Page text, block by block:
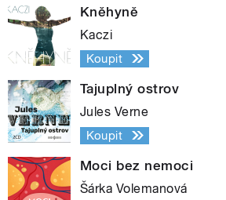
Kněhyně
Kaczi
Koupit
Tajuplný ostrov
Jules Verne
Koupit
Moci bez nemoci
Šárka Volemanová